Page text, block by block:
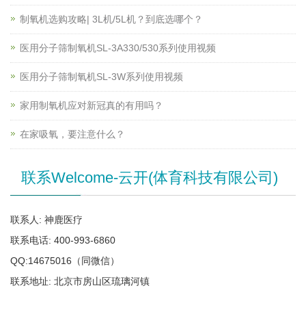
制氧机选购攻略| 3L机/5L机？到底选哪个？
医用分子筛制氧机SL-3A330/530系列使用视频
医用分子筛制氧机SL-3W系列使用视频
家用制氧机应对新冠真的有用吗？
在家吸氧，要注意什么？
联系Welcome-云开(体育科技有限公司)
联系人: 神鹿医疗
联系电话: 400-993-6860
QQ:14675016（同微信）
联系地址: 北京市房山区琉璃河镇